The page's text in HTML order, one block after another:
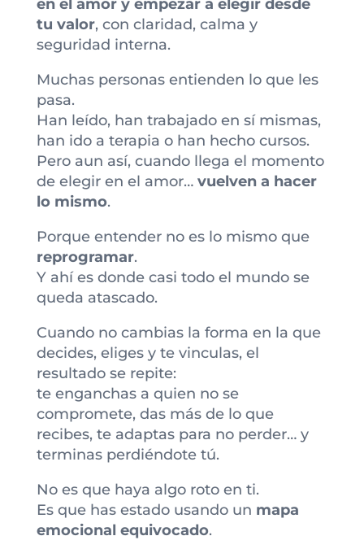
en el amor y empezar a elegir desde
tu valor, con claridad, calma y
seguridad interna.
Muchas personas entienden lo que les
pasa.
Han leído, han trabajado en sí mismas,
han ido a terapia o han hecho cursos.
Pero aun así, cuando llega el momento
de elegir en el amor… vuelven a hacer
lo mismo.
Porque entender no es lo mismo que
reprogramar.
Y ahí es donde casi todo el mundo se
queda atascado.
Cuando no cambias la forma en la que
decides, eliges y te vinculas, el
resultado se repite:
te enganchas a quien no se
compromete, das más de lo que
recibes, te adaptas para no perder… y
terminas perdiéndote tú.
No es que haya algo roto en ti.
Es que has estado usando un mapa
emocional equivocado.